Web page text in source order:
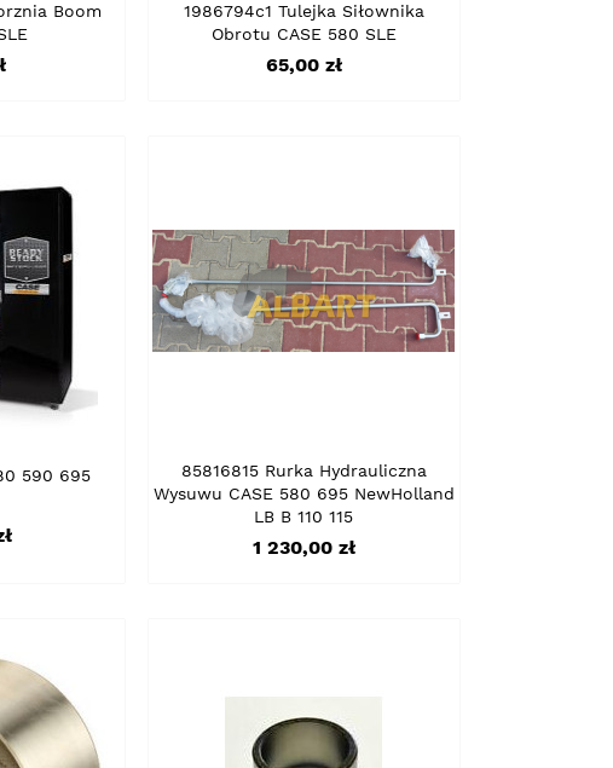
Boom
1986794c1 Tulejka Siłownika
Obrotu CASE 580 SLE
Cena
65,00 zł
590 695
85816815 Rurka Hydrauliczna
Wysuwu CASE 580 695 NewHolland
LB B 110 115
Cena
1 230,00 zł